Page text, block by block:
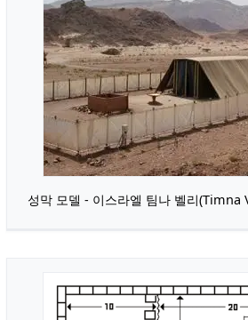
성막 모델 - 이스라엘 팀나 벨리(Timna